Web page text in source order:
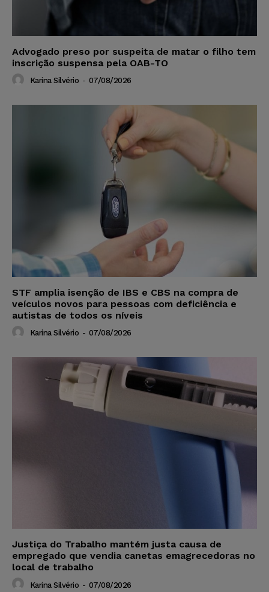
Advogado preso por suspeita de matar o filho tem
inscrição suspensa pela OAB-TO
Karina Silvério - 07/08/2026
STF amplia isenção de IBS e CBS na compra de
veículos novos para pessoas com deficiência e
autistas de todos os níveis
Karina Silvério - 07/08/2026
Justiça do Trabalho mantém justa causa de
empregado que vendia canetas emagrecedoras no
local de trabalho
Karina Silvério - 07/08/2026